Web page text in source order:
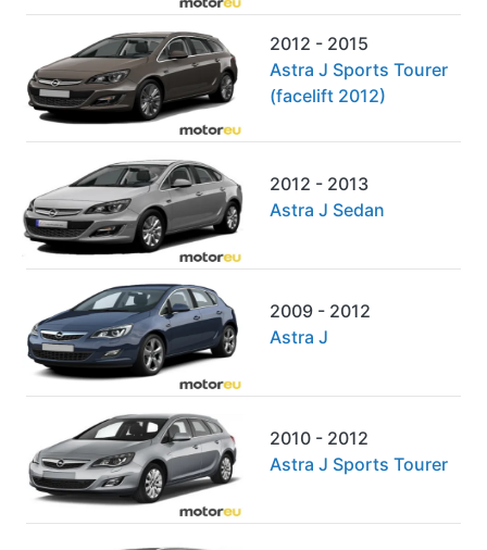
2012 - 2015
Astra J Sports Tourer
(facelift 2012)
2012 - 2013
Astra J Sedan
2009 - 2012
Astra J
2010 - 2012
Astra J Sports Tourer